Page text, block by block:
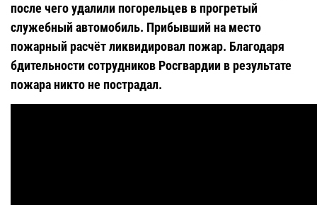
после чего удалили погорельцев в прогретый
служебный автомобиль. Прибывший на место
пожарный расчёт ликвидировал пожар. Благодаря
бдительности сотрудников Росгвардии в результате
пожара никто не пострадал.